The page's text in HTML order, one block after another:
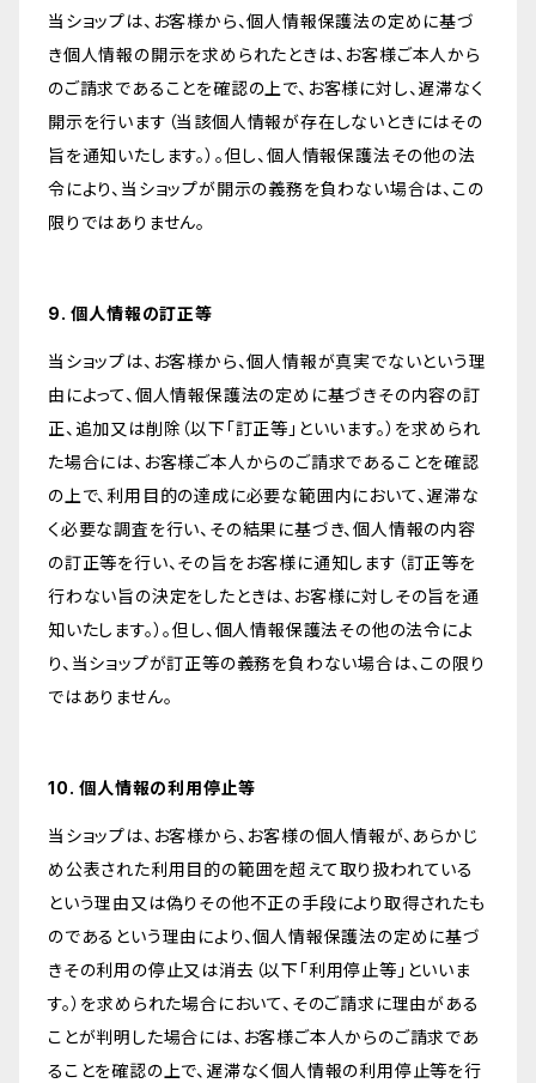
当ショップは、お客様から、個人情報保護法の定めに基づ
き個人情報の開示を求められたときは、お客様ご本人から
のご請求であることを確認の上で、お客様に対し、遅滞なく
開示を行います（当該個人情報が存在しないときにはその
旨を通知いたします。）。但し、個人情報保護法その他の法
令により、当ショップが開示の義務を負わない場合は、この
限りではありません。
9. 個人情報の訂正等
当ショップは、お客様から、個人情報が真実でないという理
由によって、個人情報保護法の定めに基づきその内容の訂
正、追加又は削除（以下「訂正等」といいます。）を求められ
た場合には、お客様ご本人からのご請求であることを確認
の上で、利用目的の達成に必要な範囲内において、遅滞な
く必要な調査を行い、その結果に基づき、個人情報の内容
の訂正等を行い、その旨をお客様に通知します（訂正等を
行わない旨の決定をしたときは、お客様に対しその旨を通
知いたします。）。但し、個人情報保護法その他の法令によ
り、当ショップが訂正等の義務を負わない場合は、この限り
ではありません。
10. 個人情報の利用停止等
当ショップは、お客様から、お客様の個人情報が、あらかじ
め公表された利用目的の範囲を超えて取り扱われている
という理由又は偽りその他不正の手段により取得されたも
のであるという理由により、個人情報保護法の定めに基づ
きその利用の停止又は消去（以下「利用停止等」といいま
す。）を求められた場合において、そのご請求に理由がある
ことが判明した場合には、お客様ご本人からのご請求であ
ることを確認の上で、遅滞なく個人情報の利用停止等を行